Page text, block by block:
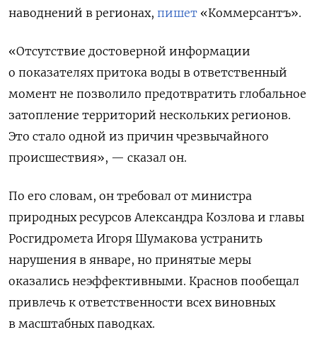
наводнений в регионах, пишет «Коммерсантъ».
«Отсутствие достоверной информации
о показателях притока воды в ответственный
момент не позволило предотвратить глобальное
затопление территорий нескольких регионов.
Это стало одной из причин чрезвычайного
происшествия», — сказал он.
По его словам, он требовал от министра
природных ресурсов Александра Козлова и главы
Росгидромета Игоря Шумакова устранить
нарушения в январе, но принятые меры
оказались неэффективными. Краснов пообещал
привлечь к ответственности всех виновных
в масштабных паводках.